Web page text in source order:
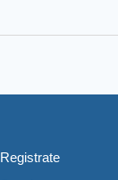
Registrate